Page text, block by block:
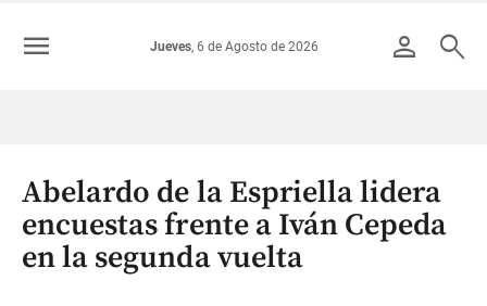
Colombia
person search
Jueves, 6 de Agosto de 2026
menu
Abelardo de la Espriella lidera
encuestas frente a Iván Cepeda
en la segunda vuelta